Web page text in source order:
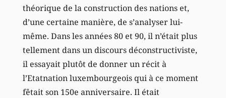
théorique de la construction des nations et,
d’une certaine manière, de s’analyser lui-
même. Dans les années 80 et 90, il n’était plus
tellement dans un discours déconstructiviste,
il essayait plutôt de donner un récit à
l’Etatnation luxembourgeois qui à ce moment
fêtait son 150e anniversaire. Il était